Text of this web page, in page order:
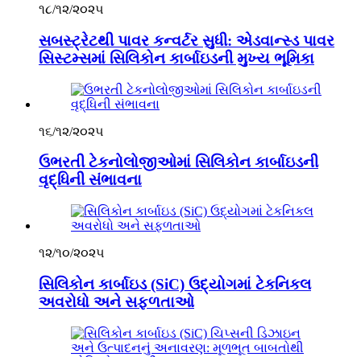
૧૮/૧૨/૨૦૨૫
સબસ્ટ્રેટથી પાવર કન્વર્ટર સુધી: એડવાન્સ્ડ પાવર
સિસ્ટમ્સમાં સિલિકોન કાર્બાઇડની મુખ્ય ભૂમિકા
૧૬/૧૨/૨૦૨૫
ઉભરતી ટેકનોલોજીઓમાં સિલિકોન કાર્બાઇડની
વૃદ્ધિની સંભાવના
૧૨/૧૦/૨૦૨૫
સિલિકોન કાર્બાઇડ (SiC) ઉદ્યોગમાં ટેકનિકલ
અવરોધો અને સફળતાઓ